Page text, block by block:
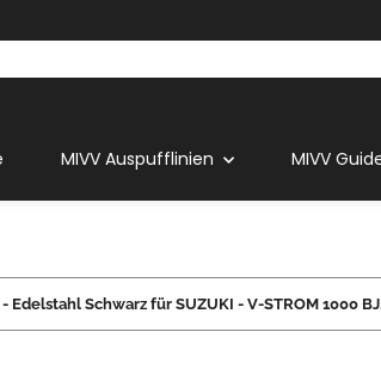
MIVV Auspufflinien MIVV
Edelstahl Schwarz für SUZUKI - V-STROM 1000